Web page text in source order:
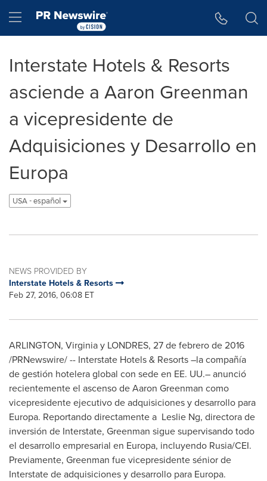
Hamburger menu
Interstate Hotels & Resorts
asciende a Aaron Greenman
a vicepresidente de
Adquisiciones y Desarrollo en
Europa
USA - español
NEWS PROVIDED BY
Interstate Hotels & Resorts
Feb 27, 2016, 06:08 ET
ARLINGTON, Virginiay LONDRES, 27 de febrero de 2016
/PRNewswire/ -- Interstate Hotels & Resorts –la compañía
de gestión hotelera global con sede en EE. UU.– anunció
recientemente el ascenso deAaron Greenman como
vicepresidente ejecutivo de adquisiciones y desarrollo para
Europa. Reportando directamente a Leslie Ng, directora de
inversión de Interstate, Greenman sigue supervisando todo
el desarrollo empresarial en Europa, incluyendo Rusia/CEI.
Previamente, Greenman fue vicepresidente sénior de
Interstate de adquisiciones y desarrollo para Europa.